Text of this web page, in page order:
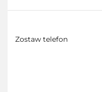
Zostaw telefon